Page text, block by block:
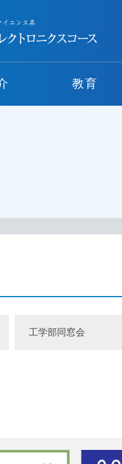
教育
工学部同窓会